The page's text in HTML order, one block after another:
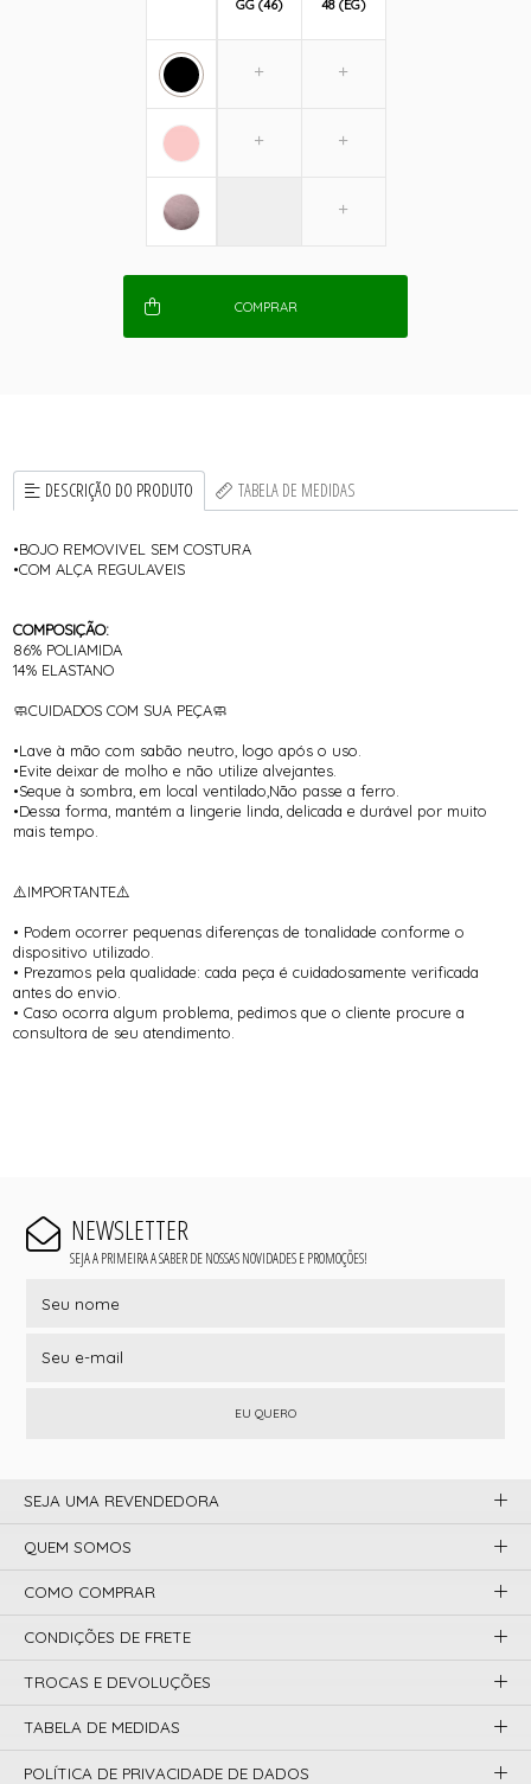
GG (46) 48 (EG)
COMPRAR
DESCRIÇÃO DO PRODUTO TABELA DE MEDIDAS
•BOJO REMOVIVEL SEM COSTURA
•COM ALÇA REGULAVEIS
COMPOSIÇÃO:
86% POLIAMIDA
14% ELASTANO
🧼CUIDADOS COM SUA PEÇA🧼
•Lave à mão com sabão neutro, logo após o uso.
•Evite deixar de molho e não utilize alvejantes.
•Seque à sombra, em local ventilado,Não passe a ferro.
•Dessa forma, mantém a lingerie linda, delicada e durável por muito
mais tempo.
⚠️IMPORTANTE⚠️
• Podem ocorrer pequenas diferenças de tonalidade conforme o
dispositivo utilizado.
• Prezamos pela qualidade: cada peça é cuidadosamente verificada
antes do envio.
• Caso ocorra algum problema, pedimos que o cliente procure a
consultora de seu atendimento.
NEWSLETTER
SEJA A PRIMEIRA A SABER DE NOSSAS NOVIDADES E PROMOÇÕES!
EU QUERO
SEJA UMA REVENDEDORA
QUEM SOMOS
COMO COMPRAR
CONDIÇÕES DE FRETE
TROCAS E DEVOLUÇÕES
TABELA DE MEDIDAS
POLÍTICA DE PRIVACIDADE DE DADOS